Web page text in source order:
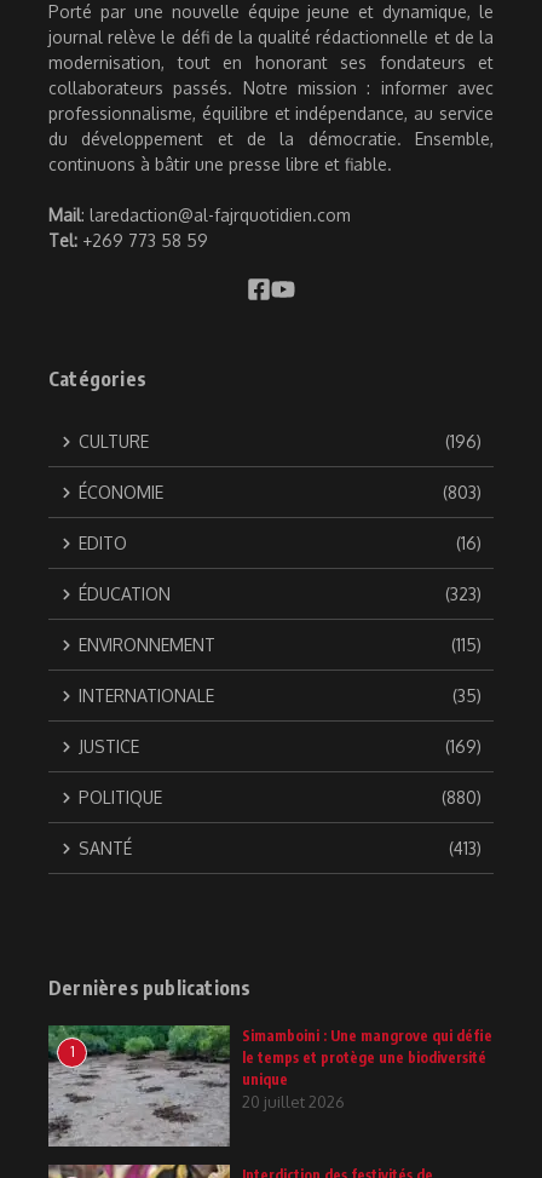
Porté par une nouvelle équipe jeune et dynamique, le
journal relève le défi de la qualité rédactionnelle et de la
modernisation, tout en honorant ses fondateurs et
collaborateurs passés. Notre mission : informer avec
professionnalisme, équilibre et indépendance, au service
du développement et de la démocratie. Ensemble,
continuons à bâtir une presse libre et fiable.
Mail: laredaction@al-fajrquotidien.com
Tel: +269 773 58 59
Catégories
CULTURE (196)
ÉCONOMIE (803)
EDITO (16)
ÉDUCATION (323)
ENVIRONNEMENT (115)
INTERNATIONALE (35)
JUSTICE (169)
POLITIQUE (880)
SANTÉ (413)
Dernières publications
1
Simamboini : Une mangrove qui défie
le temps et protège une biodiversité
unique
20 juillet 2026